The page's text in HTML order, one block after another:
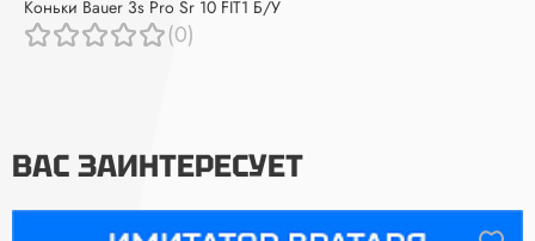
Коньки Bauer 3s Pro Sr 10 FIT1 Б/У
(0)
ВАС ЗАИНТЕРЕСУЕТ